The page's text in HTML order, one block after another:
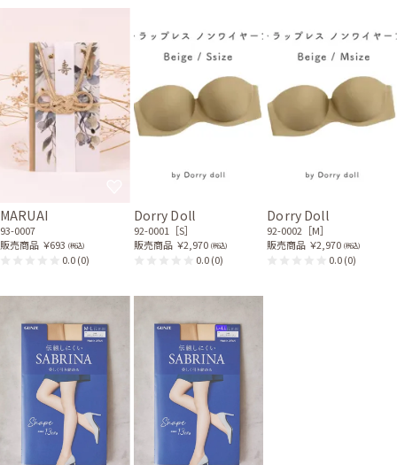
MARUAI
93-0007
販売商品 ￥693 (税込)
0.0(0)
Dorry Doll
92-0001［S］
販売商品 ￥2,970 (税込)
0.0(0)
Dorry Doll
92-0002［M］
販売商品 ￥2,970 (税込)
0.0(0)